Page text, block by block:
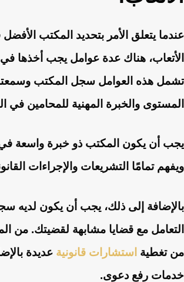
عندما يتعلق الأمر بتحديد المكتب الأفضل
الأتعاب، هناك عدة عوامل يجب أخذها في
تشمل هذه العوامل سجل المكتب
المستوى والخبرة المهنية للمحامين في
يجب أن يكون المكتب ذو خبرة واسعة
ويفهم تمامًا التشريعات والإجراءات
بالإضافة إلى ذلك، يجب أن يكون لديه
التعامل مع قضايا مشابهة لقضيتك. من
من تغطية استشارات قانونية عديدة
خدمات رفع دعوى.